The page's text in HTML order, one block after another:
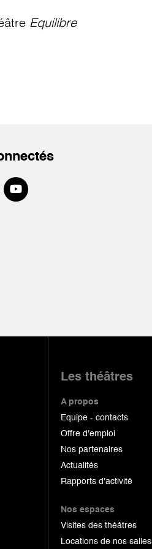
Equilibre
Les théâtres
A propos
Equipe - contacts
Offre d'emploi
Nos partenaires
Actualités
Rapports d'activité
Nos espaces
Visites des théâtres
Locations de nos salles